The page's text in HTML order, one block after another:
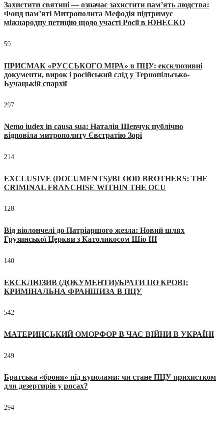
Захистити святині — означає захистити пам’ять людства:
Фонд пам’яті Митрополита Мефодія підтримує
міжнародну петицію щодо участі Росії в ЮНЕСКО
59
ПРИСМАК «РУССЬКОГО МІРА» в ПЦУ: ексклюзивні
документи, вирок і російський слід у Тернопільсько-
Бучацькій єпархії
297
Nemo iudex in causa sua: Наталія Шевчук публічно
відповіла митрополиту Євстратію Зорі
214
EXCLUSIVE (DOCUMENTS)/BLOOD BROTHERS: THE
CRIMINAL FRANCHISE WITHIN THE OCU
128
Від віолончелі до Патріаршого жезла: Новий шлях
Грузинської Церкви з Католикосом Шіо III
140
ЕКСКЛЮЗИВ (ДОКУМЕНТИ)/БРАТИ ПО КРОВІ:
КРИМІНАЛЬНА ФРАНШИЗА В ПЦУ
542
МАТЕРИНСЬКИЙ ОМОРФОР В ЧАС ВІЙНИ В УКРАЇНІ
249
Братська «броня» під куполами: чи стане ПЦУ прихистком
для дезертирів у рясах?
294